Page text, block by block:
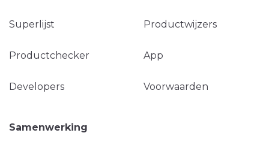
Superlijst Productwijzers
Productchecker App
Developers Voorwaarden
Samenwerking